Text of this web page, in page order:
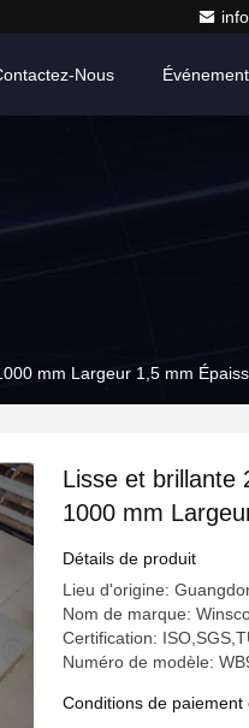
Nous
mm Largeur 1,5 mm
Lisse et brillante
1000 mm
inoxydable 2b
Détails de produit
Lieu d'origine:
Nom de marque:
Certification:
Numéro de modèle:
Conditions de paiement